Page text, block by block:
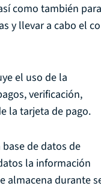
como también para
y llevar a cabo el
el uso de la
verificación,
la tarjeta de pago.
de datos de
la información
almacena durante